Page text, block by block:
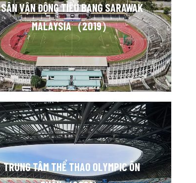
SÂN VẬN ĐỘNG TIỂU BANG SARAWAK
MALAYSIA（2019）
TRUNG TÂM THỂ THAO OLYMPIC ÔN